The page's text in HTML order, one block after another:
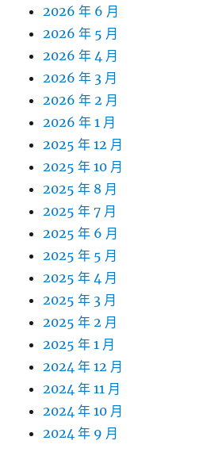
2026 年 6 月
2026 年 5 月
2026 年 4 月
2026 年 3 月
2026 年 2 月
2026 年 1 月
2025 年 12 月
2025 年 10 月
2025 年 8 月
2025 年 7 月
2025 年 6 月
2025 年 5 月
2025 年 4 月
2025 年 3 月
2025 年 2 月
2025 年 1 月
2024 年 12 月
2024 年 11 月
2024 年 10 月
2024 年 9 月